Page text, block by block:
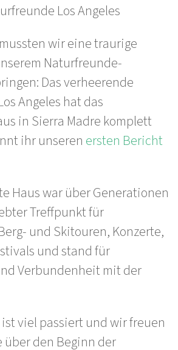
Los Angeles
wir eine traurige
Naturfreunde-
Das verheerende
Angeles hat das
in Sierra Madre komplett
ihr unseren ersten Bericht
Haus war über Generationen
Treffpunkt für
und Skitouren, Konzerte,
und stand für
Verbundenheit mit der
viel passiert und wir freuen
über den Beginn der